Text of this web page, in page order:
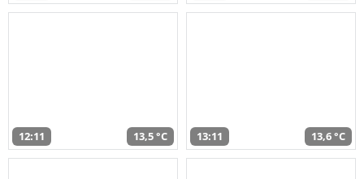
12:11 13,5 °C 13:11 13,6 °C